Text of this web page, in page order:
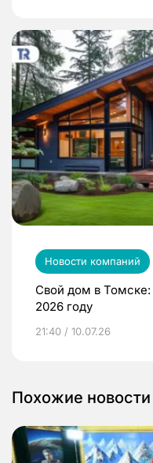
Новости компаний
Свой дом в Томске:
2026 году
21:40 / 10.07.26
Похожие новости